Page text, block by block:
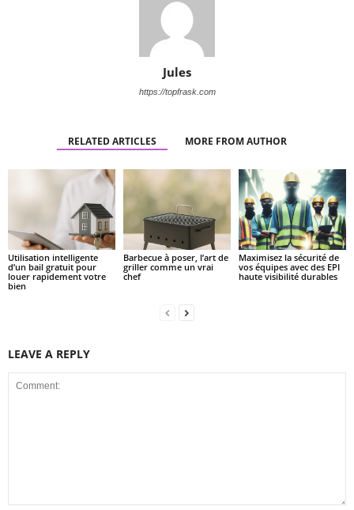
Jules
https://topfrask.com
RELATED ARTICLES MORE FROM AUTHOR
Utilisation intelligente
d’un bail gratuit pour
louer rapidement votre
bien
Barbecue à poser, l’art de
griller comme un vrai
chef
Maximisez la sécurité de
vos équipes avec des EPI
haute visibilité durables
LEAVE A REPLY